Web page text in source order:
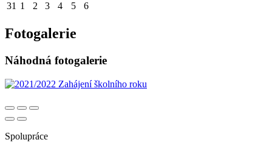
31 1 2 3 4 5 6
Fotogalerie
Náhodná fotogalerie
Spolupráce